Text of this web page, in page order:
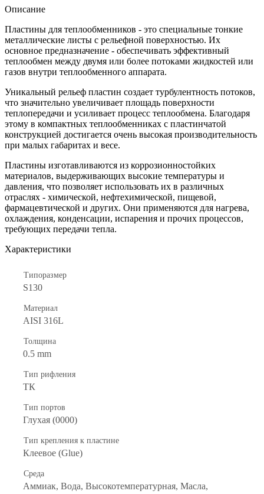
Описание
Пластины для теплообменников - это специальные тонкие
металлические листы с рельефной поверхностью. Их
основное предназначение - обеспечивать эффективный
теплообмен между двумя или более потоками жидкостей или
газов внутри теплообменного аппарата.
Уникальный рельеф пластин создает турбулентность потоков,
что значительно увеличивает площадь поверхности
теплопередачи и усиливает процесс теплообмена. Благодаря
этому в компактных теплообменниках с пластинчатой
конструкцией достигается очень высокая производительность
при малых габаритах и весе.
Пластины изготавливаются из коррозионностойких
материалов, выдерживающих высокие температуры и
давления, что позволяет использовать их в различных
отраслях - химической, нефтехимической, пищевой,
фармацевтической и других. Они применяются для нагрева,
охлаждения, конденсации, испарения и прочих процессов,
требующих передачи тепла.
Характеристики
Типоразмер
S130
Материал
AISI 316L
Толщина
0.5 mm
Тип рифления
ТК
Тип портов
Глухая (0000)
Тип крепления к пластине
Клеевое (Glue)
Среда
Аммиак, Вода, Высокотемпературная, Масла,